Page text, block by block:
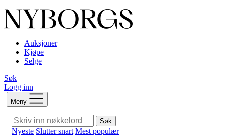
Auksjoner
Kjøpe
Selge
Søk
Logg inn
Meny
Søk
Nyeste Slutter snart Mest populær